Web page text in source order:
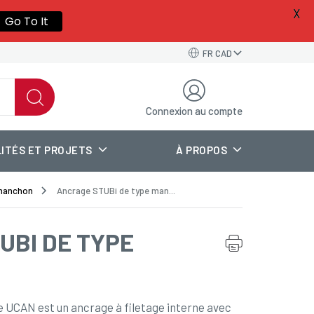
FR CAD
Connexion au compte
ET PROJETS À PROPOS
Ancrage STUBi de type man...
DE TYPE
UCAN est un ancrage à filetage interne avec
new
Go To It X